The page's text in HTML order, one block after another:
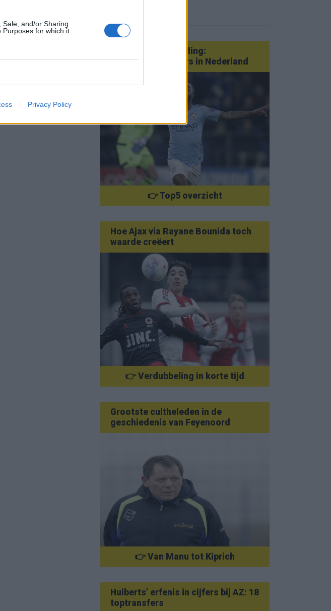
Sale, and/or Sharing
Purposes for which it
Privacy Policy
Van Götze tot Sterling:
statementtransfers in Nederland
👉 Top5 overzicht
Hoe Ajax via Rayane Bounida toch
waarde creëert
👉 Verdubbeling in korte tijd
Grootste cultheleden in de
geschiedenis van Feyenoord
👉 Van Manu tot Kiprich
Huiberts’ erfenis in cijfers bij AZ: 18
toptransfers